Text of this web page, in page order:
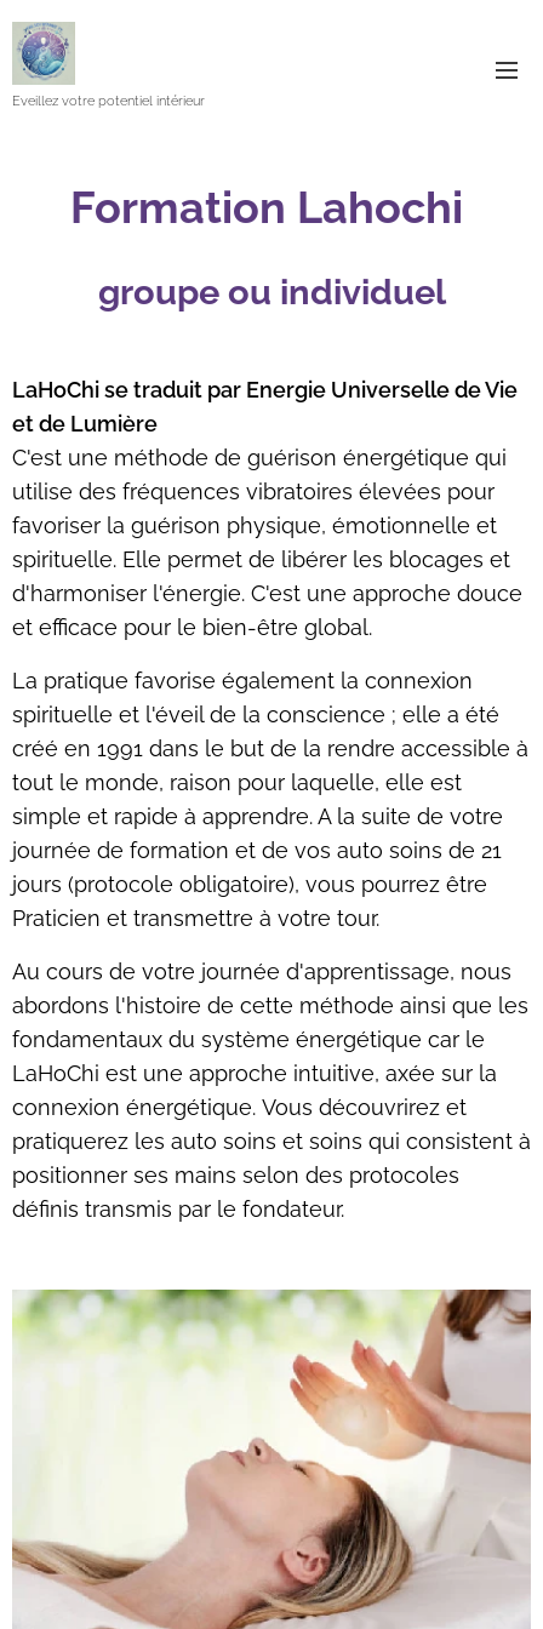
Eveillez votre potentiel intérieur
Formation Lahochi
groupe ou individuel
LaHoChise traduit par Energie Universelle de Vie
et de Lumière
C'est une méthode de guérison énergétique qui
utilise des fréquences vibratoires élevées pour
favoriser la guérison physique, émotionnelle et
spirituelle. Elle permet de libérer les blocages et
d'harmoniser l'énergie. C'est une approche douce
et efficace pour le bien-être global.
La pratique favorise également la connexion
spirituelle et l'éveil de la conscience ; elle a été
créé en 1991 dans le but de la rendre accessible à
tout le monde, raison pour laquelle, elle est
simple et rapide à apprendre. A la suite de votre
journée de formation et de vos auto soins de 21
jours (protocole obligatoire), vous pourrez être
Praticien et transmettre à votre tour.
Au cours de votre journée d'apprentissage, nous
abordons l'histoire de cette méthode ainsi que les
fondamentaux du système énergétique car le
LaHoChi est une approche intuitive, axée sur la
connexion énergétique. Vous découvrirez et
pratiquerez les auto soins et soins qui consistent à
positionner ses mains selon des protocoles
définis transmis par le fondateur.